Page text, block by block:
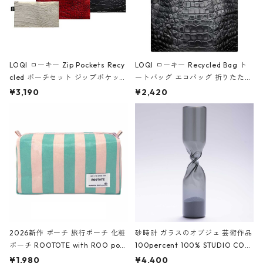
LOQI ローキー Zip Pockets Recy
cled ポーチセット ジップポケット
ファスナーポーチ 撥水加工 トラベ
ーガンディー、オフホワイト
¥3,190
LOQI ローキー Recycled Bag ト
ートバッグ エコバッグ 折りたたみ
大きめ 撥水加工 収納ポーチ CRO
CODILE/Black クロコダイル/ブラ
¥2,420
2026新作 ポーチ 旅行ポーチ 化粧
ポーチ ROOTOTE with ROO pou
ch 3532 ルートート WR.ポーチ.ラ
¥1,980
砂時計 ガラスのオブジェ 芸術作品
100percent 100% STUDIO COH
AKU Timeless 100パーセント ス
¥4,400